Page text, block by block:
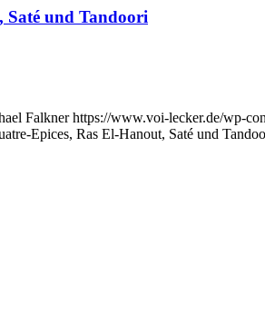
Saté und Tandoori
Falkner https://www.voi-lecker.de/wp-
Epices, Ras El-Hanout, Saté und